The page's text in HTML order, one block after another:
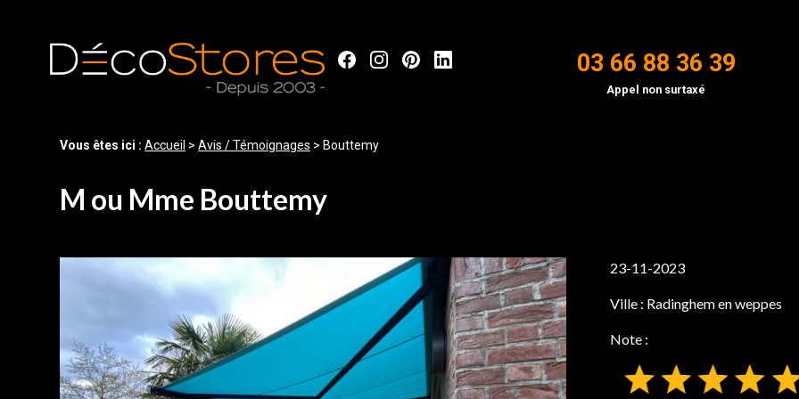
03 66 88 36 39
Appel non surtaxé
Vous êtes ici :Accueil >Avis / Témoignages > Bouttemy
M ou Mme Bouttemy
23-11-2023
Ville : Radinghem en weppes
Note :